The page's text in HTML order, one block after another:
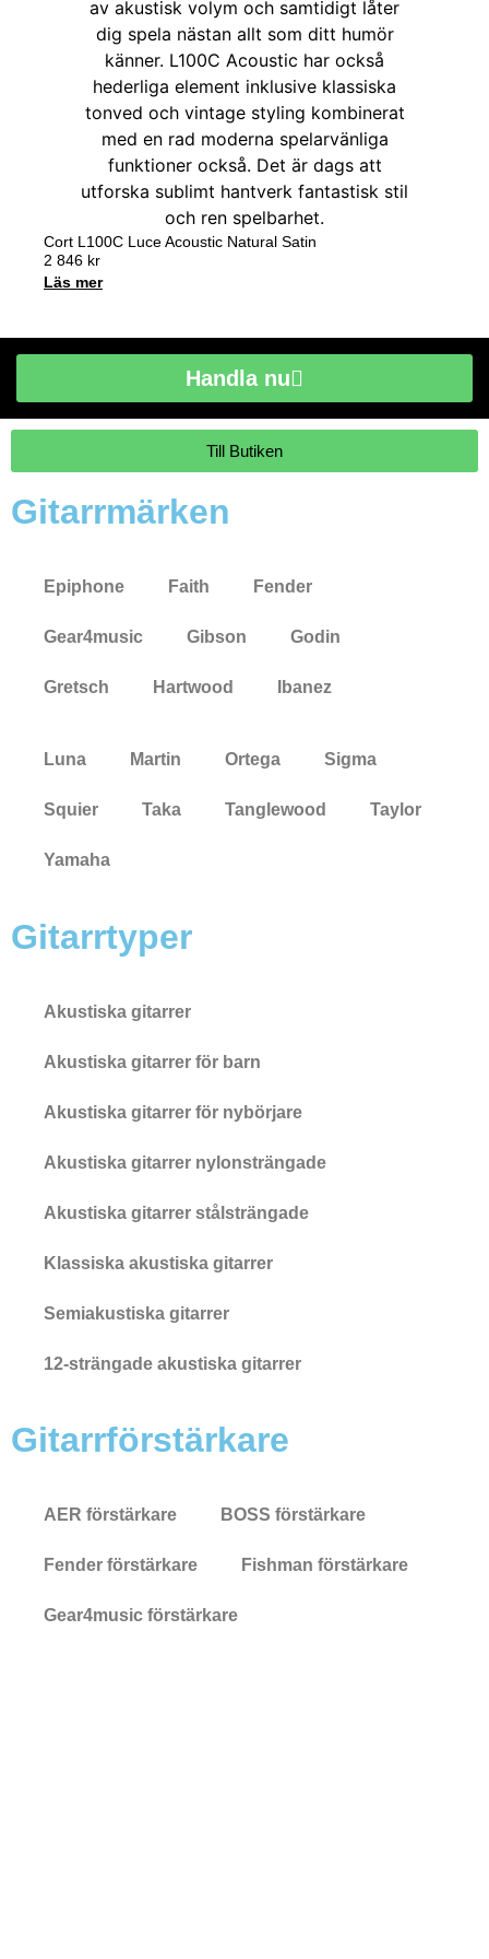
Cort L100C Luce Acoustic Natural Satin
2 846 kr
Läs mer
Handla nu
Till Butiken
Gitarrmärken
Epiphone Faith Fender
Gear4music Gibson Godin
Gretsch Hartwood Ibanez
Luna Martin Ortega Sigma
Squier Taka Tanglewood Taylor
Yamaha
Gitarrtyper
Akustiska gitarrer
Akustiska gitarrer för barn
Akustiska gitarrer för nybörjare
Akustiska gitarrer nylonsträngade
Akustiska gitarrer stålsträngade
Klassiska akustiska gitarrer
Semiakustiska gitarrer
12-strängade akustiska gitarrer
Gitarrförstärkare
AER förstärkare BOSS förstärkare
Fender förstärkare Fishman förstärkare
Gear4music förstärkare